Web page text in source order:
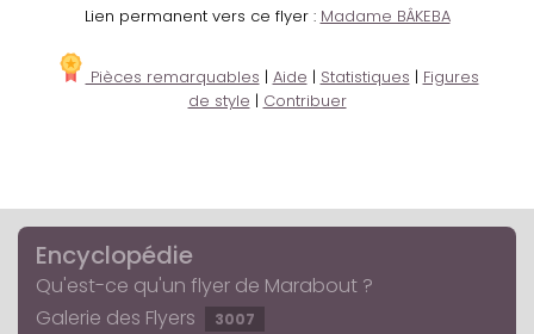
Lien permanent vers ce flyer : Madame BÂKEBA
Pièces remarquables | Aide | Statistiques | Figures
de style | Contribuer
Encyclopédie
Qu'est-ce qu'un flyer de Marabout ?
Galerie des Flyers
3007